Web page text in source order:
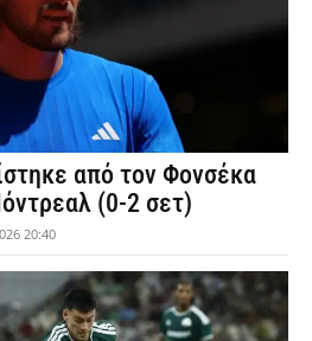
από τον Φονσέκα
(0-2 σετ)
20:40